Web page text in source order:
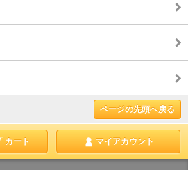
ページの先頭へ戻る
カート マイアカウント